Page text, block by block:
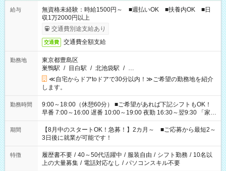
給与
無資格未経験：時給1500円～ ■週払いOK ■扶養内OK ■日
収1万2000円以上
交通費別途支給あり
交通費 交通費全額支給
勤務地
東京都豊島区
巣鴨駅 / 目白駅 / 北池袋駅 / …
≪自宅からドアtoドアで30分以内！≫ご希望の勤務地を紹介
します。
勤務時間
9:00～18:00（休憩60分） ■ご希望があれば下記シフトもOK！
早番 7:00～16:00 遅番 10:00～19:00 夜勤 16:30～翌9:30 「家族
と休みを合わせたい」 「余裕を持って夕飯の準備がしたい」
「できれば残業はしたくない」 など、ご希望を教えてください
ね。 ※Wワーク希望の方へ 今ご覧のお仕事で希望する勤務時間
と、もう1つのお仕事の勤務時間。 合計で週40時間を超える場
合は応募できません。
期間
【8月中のスタートOK！急募！】2カ月～ ■ご応募から最短2～
3日後に就業が可能です！
特徴 履歴書不要 / 40～50代活躍中 / 服装自由 / シフト勤務 / 10名以
上の大量募集 / 電話対応なし / パソコンスキル不要